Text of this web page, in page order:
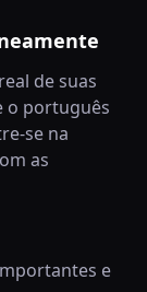
de suas
o português
se na
as
e